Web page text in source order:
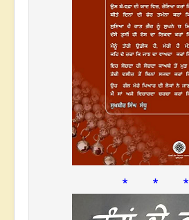
* * *